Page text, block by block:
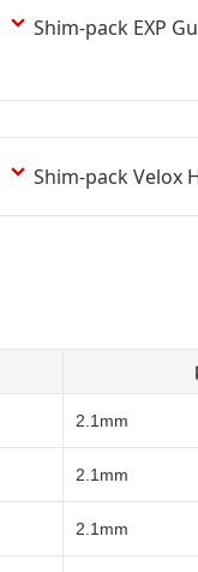
Shim-pack EXP
Shim-pack Velox
2.1mm
2.1mm
2.1mm